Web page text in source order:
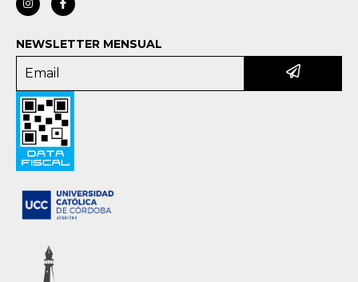
NEWSLETTER MENSUAL